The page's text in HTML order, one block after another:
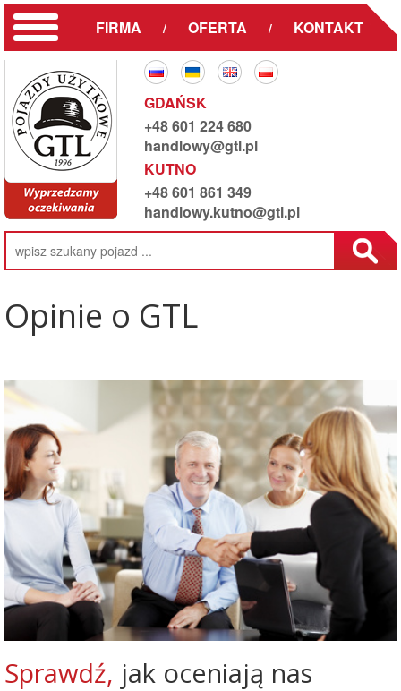
FIRMA / OFERTA / KONTAKT
GDAŃSK
+48 601 224 680
handlowy@gtl.pl
KUTNO
+48 601 861 349
handlowy.kutno@gtl.pl
Opinie o GTL
Sprawdź, jak oceniają nas